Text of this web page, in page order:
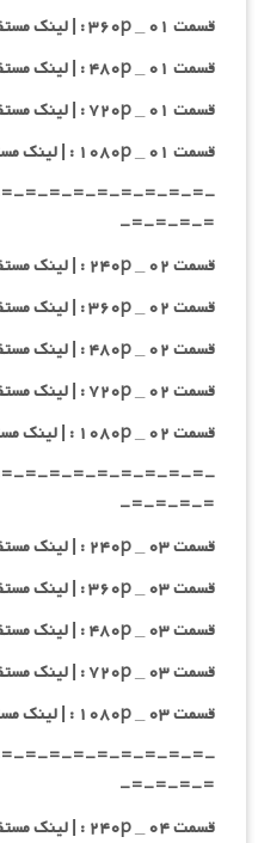
قسمت ۰۱ _ ۳۶۰p : | لینک مستقیم |
قسمت ۰۱ _ ۴۸۰p : | لینک مستقیم |
قسمت ۰۱ _ ۷۲۰p : | لینک مستقیم |
قسمت ۰۱ _ ۱۰۸۰p : | لینک مستقیم |
=-=-=-=-=-=-=-=-
=-=-=-=-
قسمت ۰۲ _ ۲۴۰p : | لینک مستقیم |
قسمت ۰۲ _ ۳۶۰p : | لینک مستقیم |
قسمت ۰۲ _ ۴۸۰p : | لینک مستقیم |
قسمت ۰۲ _ ۷۲۰p : | لینک مستقیم |
قسمت ۰۲ _ ۱۰۸۰p : | لینک مستقیم |
=-=-=-=-=-=-=-=-
=-=-=-=-
قسمت ۰۳ _ ۲۴۰p : | لینک مستقیم |
قسمت ۰۳ _ ۳۶۰p : | لینک مستقیم |
قسمت ۰۳ _ ۴۸۰p : | لینک مستقیم |
قسمت ۰۳ _ ۷۲۰p : | لینک مستقیم |
قسمت ۰۳ _ ۱۰۸۰p : | لینک مستقیم |
=-=-=-=-=-=-=-=-
=-=-=-=-
قسمت ۰۴ _ ۲۴۰p : | لینک مستقیم |